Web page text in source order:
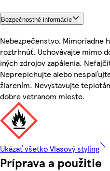
Bezpečnostné informácie
Nebezpečenstvo. Mimoriadne
roztrhnúť. Uchovávajte mimo
iných zdrojov zapálenia.
Neprepichujte alebo
žiarením. Nevystavujte
dobre vetranom mieste.
Ukázať všetko Vlasový styling
Príprava a použitie